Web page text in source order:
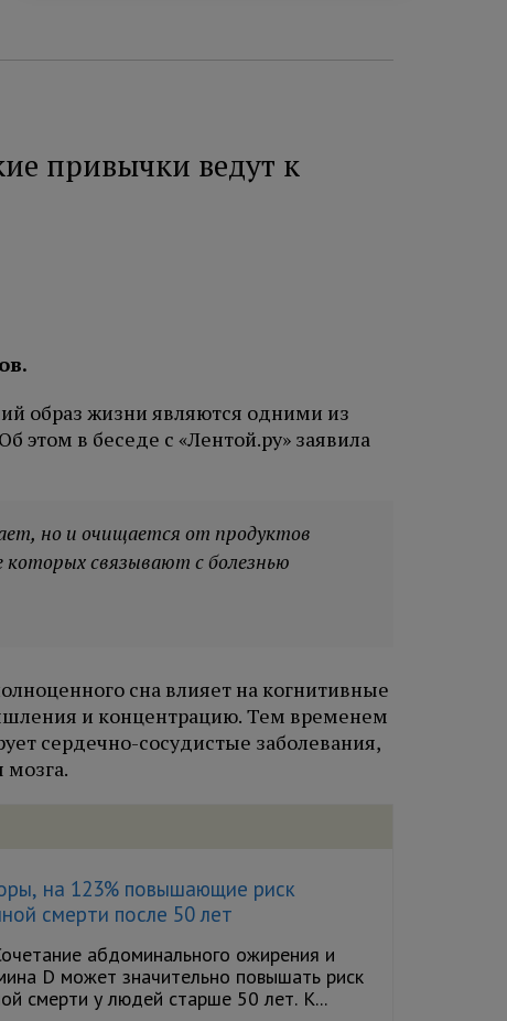
привычки ведут к
образ жизни являются одними из
этом в беседе с «Лентой.ру» заявила
но и очищается от продуктов
которых связывают с болезнью
сна влияет на когнитивные
и концентрацию. Тем временем
сердечно-сосудистые заболевания,
на 123% повышающие риск
смерти после 50 лет
абдоминального ожирения и
D может значительно повышать риск
смерти у людей старше 50 лет. К...